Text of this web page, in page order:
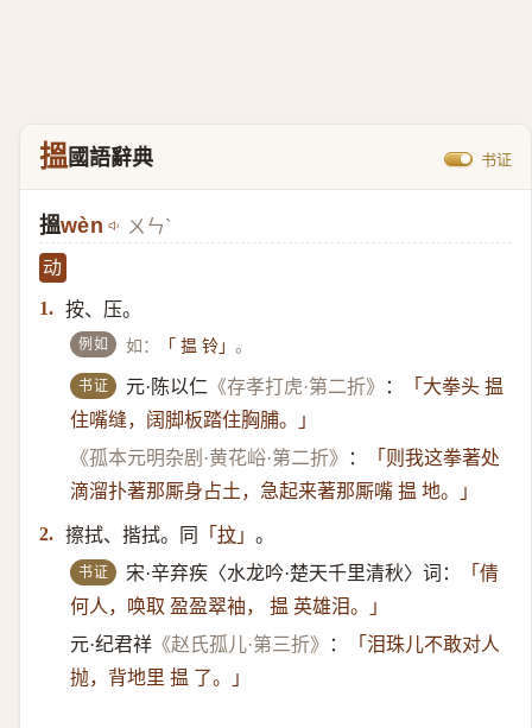
搵國語辭典 书证
搵wèn ㄨㄣˋ
动
1. 按、压。
例如 如： 「 揾 铃」。
书证 元·陈以仁 《存孝打虎·第二折》 ：
「大拳头 揾
住嘴缝，阔脚板踏住胸脯。」
《孤本元明杂剧·黄花峪·第二折》
：
「则我这拳著处
滴溜扑著那厮身占土，急起来著那厮嘴 揾 地。」
2. 擦拭、揩拭。同 「 抆 」 。
书证 宋·辛弃疾〈水龙吟·楚天千里清秋〉词：
「倩
何人，唤取 盈盈翠袖， 揾 英雄泪。」
元·纪君祥 《赵氏孤儿·第三折》 ：
「泪珠儿不敢对人
抛，背地里 揾 了。」